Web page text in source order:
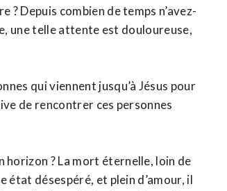
? Depuis combien de temps n’avez-
une telle attente est douloureuse,
qui viennent jusqu’à Jésus pour
de rencontrer ces personnes
horizon ? La mort éternelle, loin de
état désespéré, et plein d’amour, il